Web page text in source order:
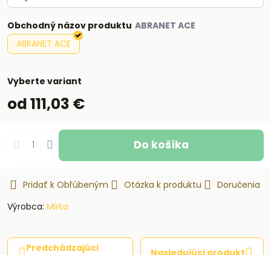
Obchodný názov produktu
ABRANET ACE
Vyberte variant
od 111,03 €
Do košíka
Pridať k Obľúbeným Otázka k produktu
Doručenia
Výrobca: Mirka
Predchádzajúci